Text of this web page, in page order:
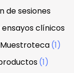
de sesiones
clínicos
Muestroteca(1)
(1)